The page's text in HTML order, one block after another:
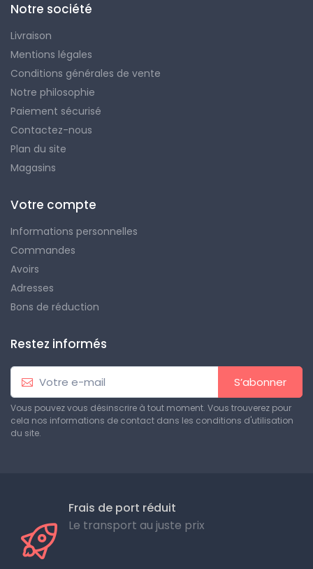
Notre société
Livraison
Mentions légales
Conditions générales de vente
Notre philosophie
Paiement sécurisé
Contactez-nous
Plan du site
Magasins
Votre compte
Informations personnelles
Commandes
Avoirs
Adresses
Bons de réduction
Restez informés
S’abonner
Vous pouvez vous désinscrire à tout moment. Vous trouverez pour
cela nos informations de contact dans les conditions d'utilisation
du site.
Frais de port réduit
Le transport au juste prix